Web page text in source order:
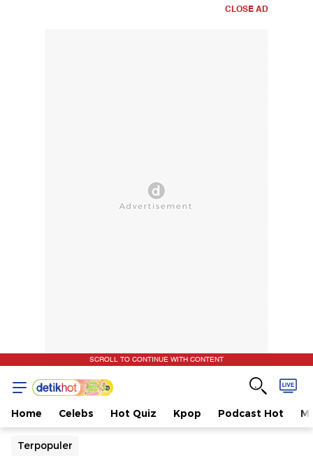
CLOSE AD
SCROLL TO CONTINUE WITH CONTENT
Home Celebs Hot Quiz Kpop Podcast Hot
Terpopuler